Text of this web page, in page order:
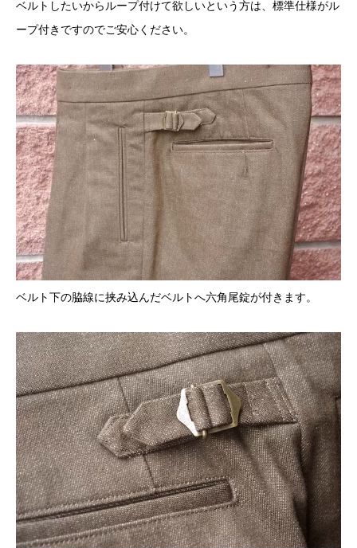
ベルトしたいからループ付けて欲しいという方は、標準仕様がル
ープ付きですのでご安心ください。
ベルト下の脇線に挟み込んだベルトへ六角尾錠が付きます。